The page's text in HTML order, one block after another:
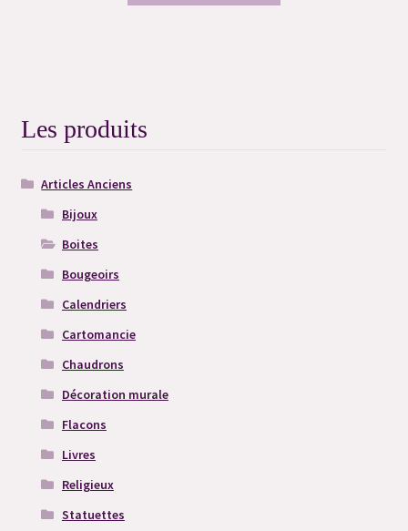
Les produits
Articles Anciens
Bijoux
Boites
Bougeoirs
Calendriers
Cartomancie
Chaudrons
Décoration murale
Flacons
Livres
Religieux
Statuettes